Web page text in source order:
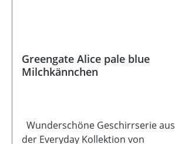
Greengate Alice pale blue
Milchkännchen
Wunderschöne Geschirrserie aus
der Everyday Kollektion von